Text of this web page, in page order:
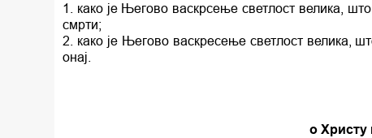
1. како је Његово васкрсење светлост велика,
смрти;
2. како је Његово васкресење светлост велика,
онај.
о Христу